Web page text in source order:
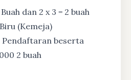
dan 2 x 3 = 2 buah
(Kemeja)
Pendaftaran beserta
2 buah